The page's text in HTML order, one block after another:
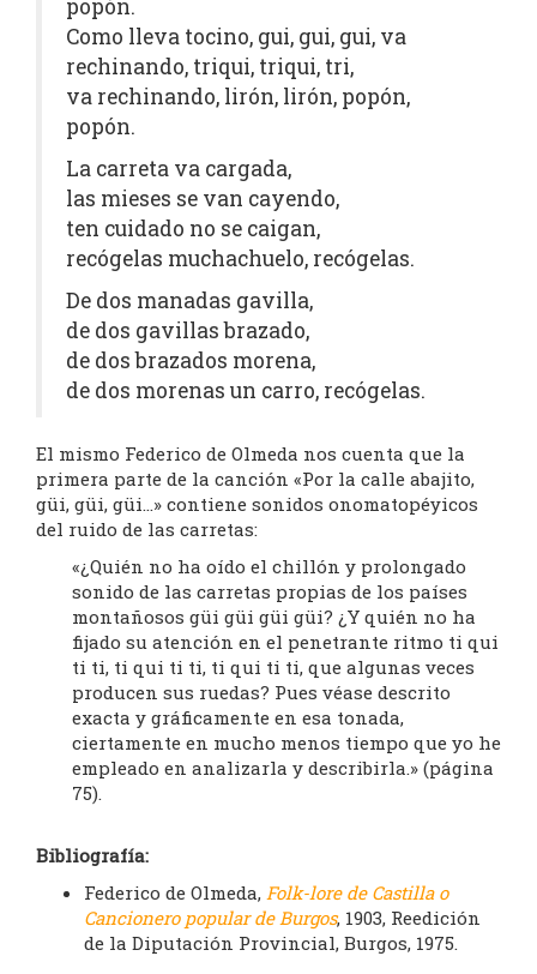
popón.
Como lleva tocino, gui, gui, gui, va
rechinando, triqui, triqui, tri,
va rechinando, lirón, lirón, popón,
popón.
La carreta va cargada,
las mieses se van cayendo,
ten cuidado no se caigan,
recógelas muchachuelo, recógelas.
De dos manadas gavilla,
de dos gavillas brazado,
de dos brazados morena,
de dos morenas un carro, recógelas.
El mismo Federico de Olmeda nos cuenta que la
primera parte de la canción «Por la calle abajito,
güi, güi, güi…» contiene sonidos onomatopéyicos
del ruido de las carretas:
«¿Quién no ha oído el chillón y prolongado
sonido de las carretas propias de los países
montañosos güi güi güi güi? ¿Y quién no ha
fijado su atención en el penetrante ritmo ti qui
ti ti, ti qui ti ti, ti qui ti ti, que algunas veces
producen sus ruedas? Pues véase descrito
exacta y gráficamente en esa tonada,
ciertamente en mucho menos tiempo que yo he
empleado en analizarla y describirla.» (página
75).
Bibliografía:
Federico de Olmeda, Folk-lore de Castilla o
Cancionero popular de Burgos, 1903, Reedición
de la Diputación Provincial, Burgos, 1975.